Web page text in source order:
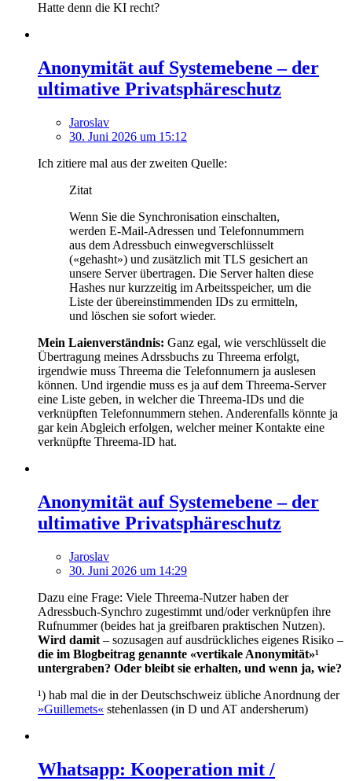
Hatte denn die KI recht?
Anonymität auf Systemebene – der
ultimative Privatsphäreschutz
Jaroslav
30. Juni 2026 um 15:12
Ich zitiere mal aus der zweiten Quelle:
Zitat
Wenn Sie die Synchronisation einschalten,
werden E-Mail-Adressen und Telefonnummern
aus dem Adressbuch einwegverschlüsselt
(«gehasht») und zusätzlich mit TLS gesichert an
unsere Server übertragen. Die Server halten diese
Hashes nur kurzzeitig im Arbeitsspeicher, um die
Liste der übereinstimmenden IDs zu ermitteln,
und löschen sie sofort wieder.
Mein Laienverständnis: Ganz egal, wie verschlüsselt die
Übertragung meines Adrssbuchs zu Threema erfolgt,
irgendwie muss Threema die Telefonnumern ja auslesen
können. Und irgendie muss es ja auf dem Threema-Server
eine Liste geben, in welcher die Threema-IDs und die
verknüpften Telefonnummern stehen. Anderenfalls könnte ja
gar kein Abgleich erfolgen, welcher meiner Kontakte eine
verknüpfte Threema-ID hat.
Anonymität auf Systemebene – der
ultimative Privatsphäreschutz
Jaroslav
30. Juni 2026 um 14:29
Dazu eine Frage: Viele Threema-Nutzer haben der
Adressbuch-Synchro zugestimmt und/oder verknüpfen ihre
Rufnummer (beides hat ja greifbaren praktischen Nutzen).
Wird damit – sozusagen auf ausdrückliches eigenes Risiko –
die im Blogbeitrag genannte «vertikale Anonymität»¹
untergraben? Oder bleibt sie erhalten, und wenn ja, wie?
¹) hab mal die in der Deutschschweiz übliche Anordnung der
»Guillemets« stehenlassen (in D und AT andersherum)
Whatsapp: Kooperation mit /